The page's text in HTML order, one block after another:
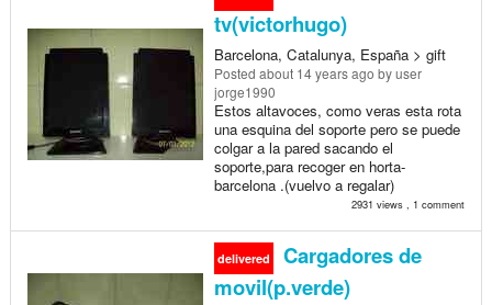
tv(victorhugo)
Barcelona, Catalunya, España > gift
Posted about 14 years ago by user
jorge1990
Estos altavoces, como veras esta rota
una esquina del soporte pero se puede
colgar a la pared sacando el
soporte,para recoger en horta-
barcelona .(vuelvo a regalar)
2931 views , 1 comment
delivered
Cargadores de
movil(p.verde)